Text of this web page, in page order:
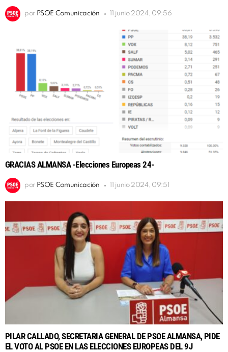
por PSOE Comunicación 11 junio 2024, 09:56
GRACIAS ALMANSA -Elecciones Europeas 24-
por PSOE Comunicación 11 junio 2024, 09:51
PILAR CALLADO, SECRETARIA GENERAL DE PSOE ALMANSA, PIDE
EL VOTO AL PSOE EN LAS ELECCIONES EUROPEAS DEL 9J